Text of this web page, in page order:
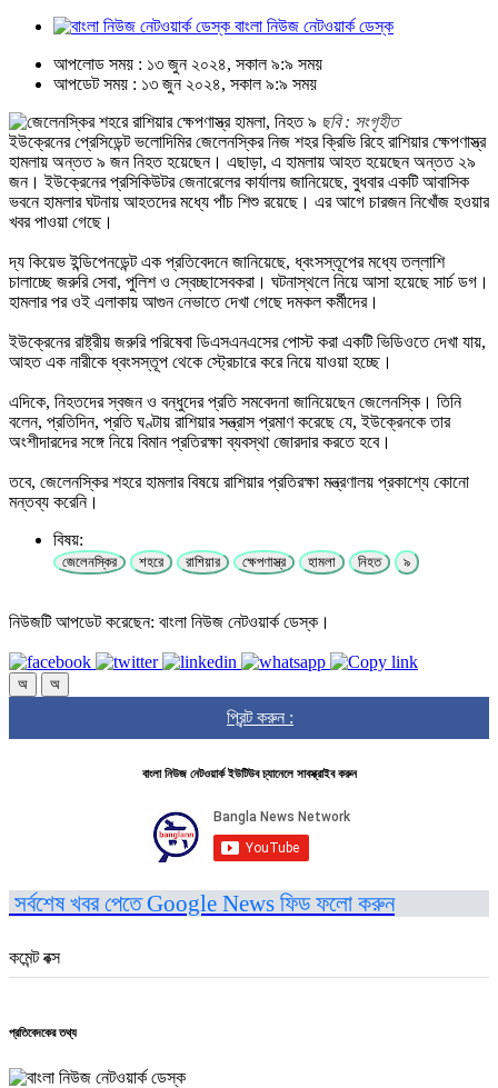
বাংলা নিউজ নেটওয়ার্ক ডেস্ক
আপলোড সময় : ১৩ জুন ২০২৪, সকাল ৯:৯ সময়
আপডেট সময় : ১৩ জুন ২০২৪, সকাল ৯:৯ সময়
ছবি : সংগৃহীত
ইউক্রেনের প্রেসিডেন্ট ভলোদিমির জেলেনস্কির নিজ শহর ক্রিভি রিহে রাশিয়ার ক্ষেপণাস্ত্র
হামলায় অন্তত ৯ জন নিহত হয়েছেন। এছাড়া, এ হামলায় আহত হয়েছেন অন্তত ২৯
জন। ইউক্রেনের প্রসিকিউটর জেনারেলের কার্যালয় জানিয়েছে, বুধবার একটি আবাসিক
ভবনে হামলার ঘটনায় আহতদের মধ্যে পাঁচ শিশু রয়েছে। এর আগে চারজন নিখোঁজ হওয়ার
খবর পাওয়া গেছে।
দ্য কিয়েভ ইন্ডিপেনডেন্ট এক প্রতিবেদনে জানিয়েছে, ধ্বংসস্তূপের মধ্যে তল্লাশি
চালাচ্ছে জরুরি সেবা, পুলিশ ও স্বেচ্ছাসেবকরা। ঘটনাস্থলে নিয়ে আসা হয়েছে সার্চ ডগ।
হামলার পর ওই এলাকায় আগুন নেভাতে দেখা গেছে দমকল কর্মীদের।
ইউক্রেনের রাষ্ট্রীয় জরুরি পরিষেবা ডিএসএনএসের পোস্ট করা একটি ভিডিওতে দেখা যায়,
আহত এক নারীকে ধ্বংসস্তূপ থেকে স্ট্রেচারে করে নিয়ে যাওয়া হচ্ছে।
এদিকে, নিহতদের স্বজন ও বন্ধুদের প্রতি সমবেদনা জানিয়েছেন জেলেনস্কি। তিনি
বলেন, প্রতিদিন, প্রতি ঘণ্টায় রাশিয়ার সন্ত্রাস প্রমাণ করেছে যে, ইউক্রেনকে তার
অংশীদারদের সঙ্গে নিয়ে বিমান প্রতিরক্ষা ব্যবস্থা জোরদার করতে হবে।
তবে, জেলেনস্কির শহরে হামলার বিষয়ে রাশিয়ার প্রতিরক্ষা মন্ত্রণালয় প্রকাশ্যে কোনো
মন্তব্য করেনি।
বিষয়:
জেলেনস্কির শহরে রাশিয়ার ক্ষেপণাস্ত্র হামলা নিহত ৯
নিউজটি আপডেট করেছেন: বাংলা নিউজ নেটওয়ার্ক ডেস্ক।
অ অ
প্রিন্ট করুন :
বাংলা নিউজ নেটওয়ার্ক ইউটিউব চ্যানেলে সাবস্ক্রাইব করুন
সর্বশেষ খবর পেতে Google News ফিড ফলো করুন
কমেন্ট বক্স
প্রতিবেদকের তথ্য